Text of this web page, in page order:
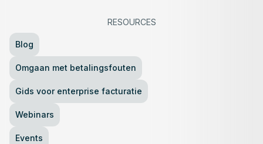
RESOURCES
Blog
Omgaan met betalingsfouten
Gids voor enterprise facturatie
Webinars
Events